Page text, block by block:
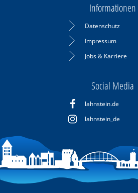
Informationen
Datenschutz
Impressum
Jobs & Karriere
Social Media
lahnstein.de
lahnstein_de